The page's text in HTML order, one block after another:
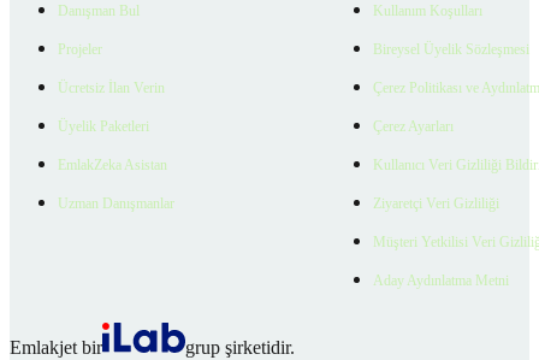
Danışman Bul
Projeler
Ücretsiz İlan Verin
Üyelik Paketleri
EmlakZeka Asistan
Uzman Danışmanlar
Kullanım Koşulları
Bireysel Üyelik Sözleşmesi
Çerez Politikası ve
Çerez Ayarları
Kullanıcı Veri Gizliliği
Ziyaretçi Veri Gizliliği
Müşteri Yetkilisi Veri
Aday Aydınlatma Metni
Emlakjet bir
grup şirketidir.